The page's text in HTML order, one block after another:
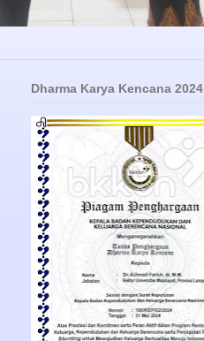
Dharma Karya Kencana 2024